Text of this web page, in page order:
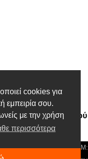
cookies για
εμπειρία σου.
με την χρήση
περισσότερα
άρθρο
του Περιφερειάρχη
Κώστα Αγοραστού
χρονιά
Τίτλος: Orion Media,